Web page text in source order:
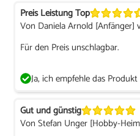
Preis Leistung Top
Von Daniela Arnold [Anfänger]
Für den Preis unschlagbar.
Ja, ich empfehle das Produkt
Gut und günstig
Von Stefan Unger [Hobby-